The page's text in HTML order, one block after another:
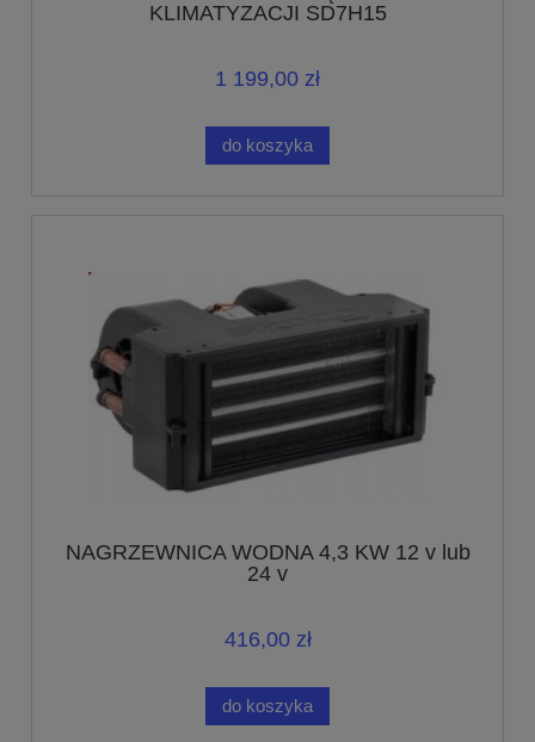
KLIMATYZACJI SD7H15
1 199,00 zł
do koszyka
NAGRZEWNICA WODNA 4,3 KW 12 v lub
24 v
416,00 zł
do koszyka